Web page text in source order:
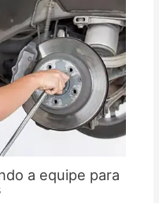
a equipe para